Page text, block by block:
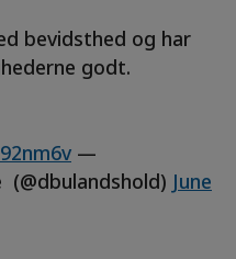
bevidsthed og har
godt.
—
(@dbulandshold) June